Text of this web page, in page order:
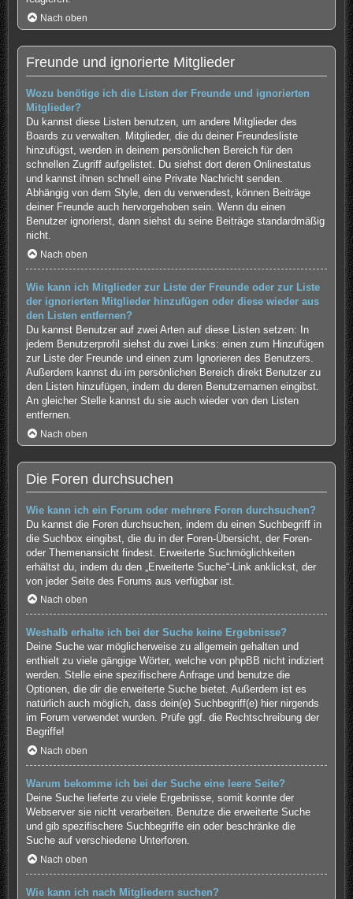
Nach oben
Freunde und ignorierte Mitglieder
Wozu benötige ich die Listen der Freunde und ignorierten
Mitglieder?
Du kannst diese Listen benutzen, um andere Mitglieder des
Boards zu verwalten. Mitglieder, die du deiner Freundesliste
hinzufügst, werden in deinem persönlichen Bereich für den
schnellen Zugriff aufgelistet. Du siehst dort deren Onlinestatus
und kannst ihnen schnell eine Private Nachricht senden.
Abhängig von dem Style, den du verwendest, können Beiträge
deiner Freunde auch hervorgehoben sein. Wenn du einen
Benutzer ignorierst, dann siehst du seine Beiträge standardmäßig
nicht.
Nach oben
Wie kann ich Mitglieder zur Liste der Freunde oder zur Liste
der ignorierten Mitglieder hinzufügen oder diese wieder aus
den Listen entfernen?
Du kannst Benutzer auf zwei Arten auf diese Listen setzen: In
jedem Benutzerprofil siehst du zwei Links: einen zum Hinzufügen
zur Liste der Freunde und einen zum Ignorieren des Benutzers.
Außerdem kannst du im persönlichen Bereich direkt Benutzer zu
den Listen hinzufügen, indem du deren Benutzernamen eingibst.
An gleicher Stelle kannst du sie auch wieder von den Listen
entfernen.
Nach oben
Die Foren durchsuchen
Wie kann ich ein Forum oder mehrere Foren durchsuchen?
Du kannst die Foren durchsuchen, indem du einen Suchbegriff in
die Suchbox eingibst, die du in der Foren-Übersicht, der Foren-
oder Themenansicht findest. Erweiterte Suchmöglichkeiten
erhältst du, indem du den „Erweiterte Suche“-Link anklickst, der
von jeder Seite des Forums aus verfügbar ist.
Nach oben
Weshalb erhalte ich bei der Suche keine Ergebnisse?
Deine Suche war möglicherweise zu allgemein gehalten und
enthielt zu viele gängige Wörter, welche von phpBB nicht indiziert
werden. Stelle eine spezifischere Anfrage und benutze die
Optionen, die dir die erweiterte Suche bietet. Außerdem ist es
natürlich auch möglich, dass dein(e) Suchbegriff(e) hier nirgends
im Forum verwendet wurden. Prüfe ggf. die Rechtschreibung der
Begriffe!
Nach oben
Warum bekomme ich bei der Suche eine leere Seite?
Deine Suche lieferte zu viele Ergebnisse, somit konnte der
Webserver sie nicht verarbeiten. Benutze die erweiterte Suche
und gib spezifischere Suchbegriffe ein oder beschränke die
Suche auf verschiedene Unterforen.
Nach oben
Wie kann ich nach Mitgliedern suchen?